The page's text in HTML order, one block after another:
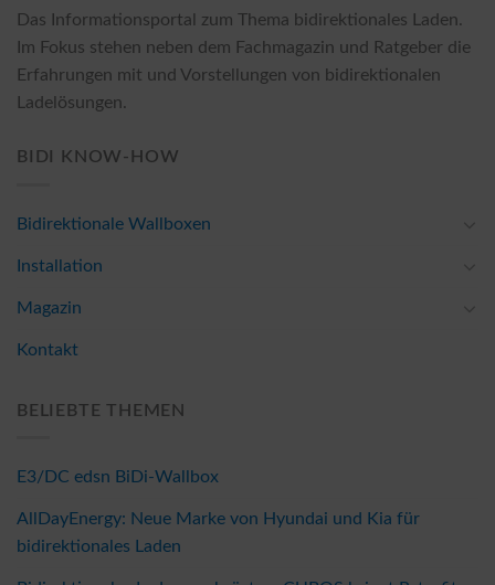
Das Informationsportal zum Thema bidirektionales Laden.
Im Fokus stehen neben dem Fachmagazin und Ratgeber die
Erfahrungen mit und Vorstellungen von bidirektionalen
Ladelösungen.
BIDI KNOW-HOW
Bidirektionale Wallboxen
Installation
Magazin
Kontakt
BELIEBTE THEMEN
E3/DC edsn BiDi-Wallbox
AllDayEnergy: Neue Marke von Hyundai und Kia für
bidirektionales Laden